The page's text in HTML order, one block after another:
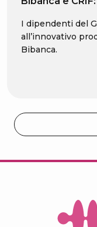
I dipendenti del
all’innovativo
Bibanca.